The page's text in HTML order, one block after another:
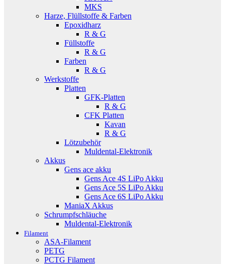
MKS
Harze, Flüllstoffe & Farben
Epoxidharz
R & G
Füllstoffe
R & G
Farben
R & G
Werkstoffe
Platten
GFK-Platten
R & G
CFK Platten
Kavan
R & G
Lötzubehör
Muldental-Elektronik
Akkus
Gens ace akku
Gens Ace 4S LiPo Akku
Gens Ace 5S LiPo Akku
Gens Ace 6S LiPo Akku
ManiaX Akkus
Schrumpfschläuche
Muldental-Elektronik
Filament
ASA-Filament
PETG
PCTG Filament